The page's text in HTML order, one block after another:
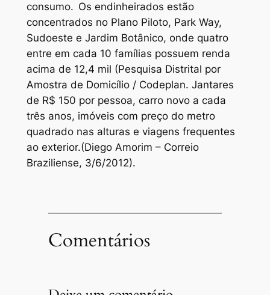
consumo. Os endinheirados estão
concentrados no Plano Piloto, Park Way,
Sudoeste e Jardim Botânico, onde quatro
entre em cada 10 famílias possuem renda
acima de 12,4 mil (Pesquisa Distrital por
Amostra de Domicílio / Codeplan. Jantares
de R$ 150 por pessoa, carro novo a cada
três anos, imóveis com preço do metro
quadrado nas alturas e viagens frequentes
ao exterior.(Diego Amorim – Correio
Braziliense, 3/6/2012).
Comentários